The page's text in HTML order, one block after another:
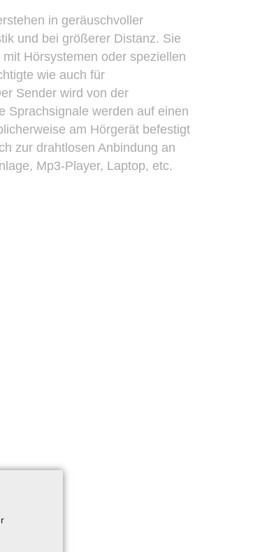
in geräuschvoller
und bei größerer Distanz. Sie
Hörsystemen oder speziellen
wie auch für
Sender wird von der
Sprachsignale werden auf einen
am Hörgerät befestigt
zur drahtlosen Anbindung an
Mp3-Player, Laptop, etc.